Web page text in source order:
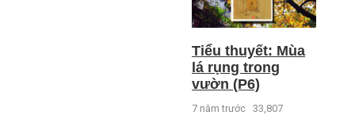
Tiểu thuyết: Mùa
lá rụng trong
vườn (P6)
7 năm trước 33,807